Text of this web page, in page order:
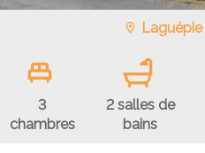
Laguépie |
3
chambres
2 salles de
bains